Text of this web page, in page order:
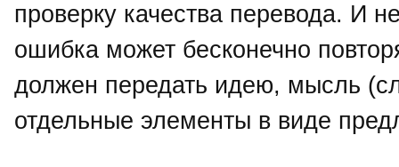
проверку качества перевода. И
ошибка может бесконечно
должен передать идею, мысль
отдельные элементы в виде